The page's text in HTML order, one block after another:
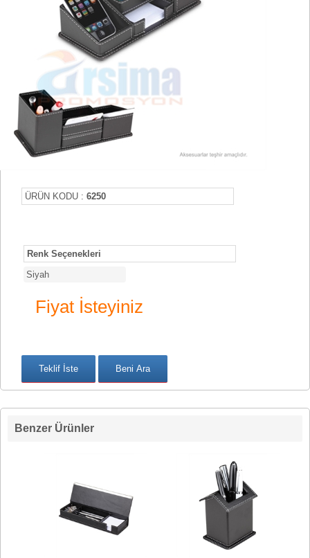
ÜRÜN KODU : 6250
Renk Seçenekleri
Siyah
Fiyat İsteyiniz
Benzer Ürünler